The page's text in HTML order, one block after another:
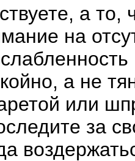
а
на
а не
или
за